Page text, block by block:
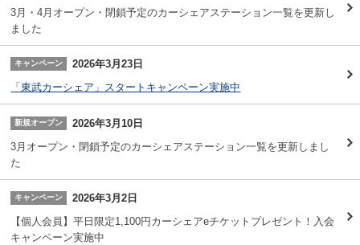
3月・4月オープン・閉鎖予定のカーシェアステーション一覧を更新し
ました
キャンペーン
2026年3月23日
「東武カーシェア」スタートキャンペーン実施中
新規オープン
2026年3月10日
3月オープン・閉鎖予定のカーシェアステーション一覧を更新しまし
た
キャンペーン
2026年3月2日
【個人会員】平日限定1,100円カーシェアeチケットプレゼント！入会
キャンペーン実施中